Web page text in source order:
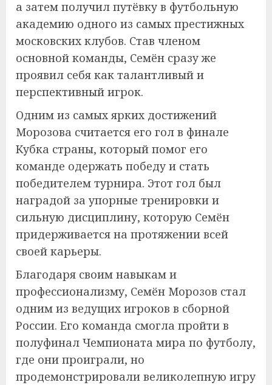
а затем получил путёвку в футбольную
академию одного из самых престижных
московских клубов. Став членом
основной команды, Семён сразу же
проявил себя как талантливый и
перспективный игрок.
Одним из самых ярких достижений
Морозова считается его гол в финале
Кубка страны, который помог его
команде одержать победу и стать
победителем турнира. Этот гол был
наградой за упорные тренировки и
сильную дисциплину, которую Семён
придерживается на протяжении всей
своей карьеры.
Благодаря своим навыкам и
профессионализму, Семён Морозов стал
одним из ведущих игроков в сборной
России. Его команда смогла пройти в
полуфинал Чемпионата мира по футболу,
где они проиграли, но
продемонстрировали великолепную игру